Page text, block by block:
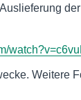
Weitere